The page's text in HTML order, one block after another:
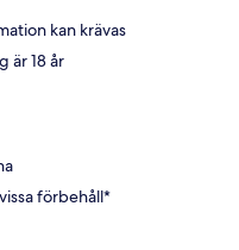
kan krävas
är 18 år
förbehåll*